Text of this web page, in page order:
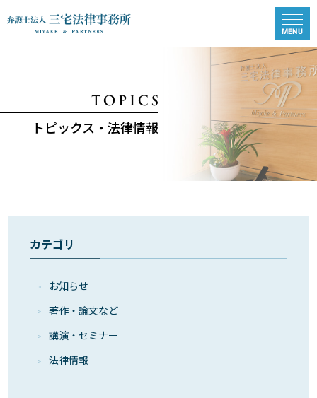
トピックス・法律情報
カテゴリ
お知らせ
著作・論⽂など
講演・セミナー
法律情報